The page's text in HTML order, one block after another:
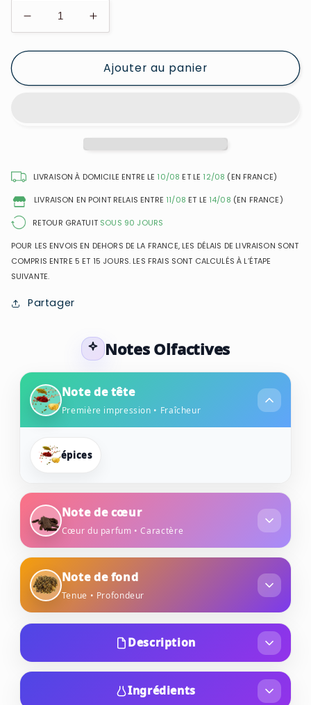
Réduire
la
quantité
Pascal
Platinium
Eau
de
Mixte
Augmenter
la
quantité
de
Pascal
Platinium
Eau
de
Mixte
Ajouter au panier
LIVRAISON À DOMICILE ENTRE LE 10/08 ET LE 12/08 (EN FRANCE)
LIVRAISON EN POINT RELAIS ENTRE 11/08 ET LE 14/08 (EN FRANCE)
RETOUR GRATUIT SOUS 90 JOURS
POUR LES ENVOIS EN DEHORS DE LA FRANCE, LES DÉLAIS DE LIVRAISON SONT
COMPRIS ENTRE 5 ET 15 JOURS. LES FRAIS SONT CALCULÉS À L’ÉTAPE
SUIVANTE.
Partager
Notes Olfactives
Note de tête
Première impression • Fraîcheur
épices
Note de cœur
Cœur du parfum • Caractère
Note de fond
Tenue • Profondeur
Description
Pascal Morabito - Edition Gold Oud Platinium -
Eau de Parfum Mixte. Cette fragrance issue de
Ingrédients